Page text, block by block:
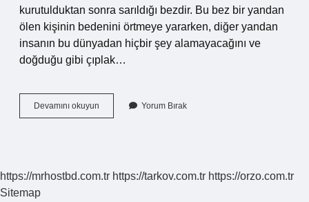
kurutulduktan sonra sarıldığı bezdir. Bu bez bir yandan
ölen kişinin bedenini örtmeye yararken, diğer yandan
insanın bu dünyadan hiçbir şey alamayacağını ve
doğduğu gibi çıplak…
Devamını okuyun
Kaç
Yorum Bırak
https://mrhostbd.com.tr https://tarkov.com.tr https://orzo.com.tr
Sitemap